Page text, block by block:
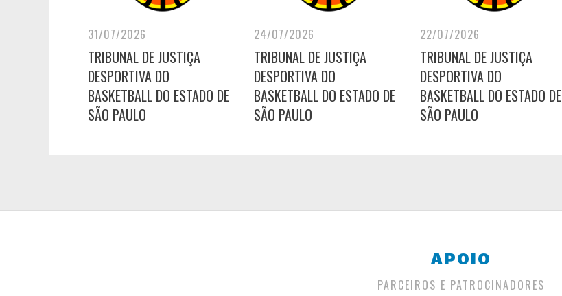
31/07/2026
TRIBUNAL DE JUSTIÇA
DESPORTIVA DO
BASKETBALL DO ESTADO DE
SÃO PAULO
24/07/2026
TRIBUNAL DE JUSTIÇA
DESPORTIVA DO
BASKETBALL DO ESTADO DE
SÃO PAULO
22/07/2026
TRIBUNAL DE JUSTIÇA
DESPORTIVA DO
BASKETBALL DO ESTADO DE
SÃO PAULO
APOIO
PARCEIROS E PATROCINADORES